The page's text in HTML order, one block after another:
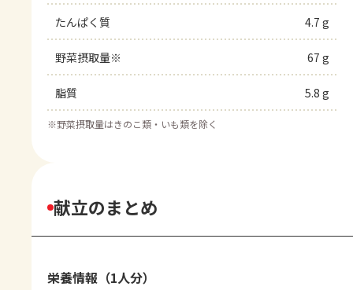
たんぱく質 4.7 g
野菜摂取量※ 67 g
脂質 5.8 g
※野菜摂取量はきのこ類・いも類を除く
献立のまとめ
栄養情報（1人分）